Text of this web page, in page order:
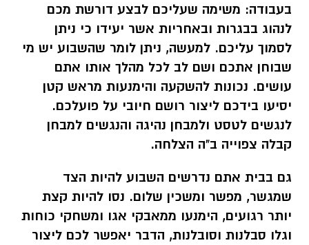
בעבודה: משימה שעליכם לבצע דורשת מכם
לנהוג בבגרות ובאחריות אשר יעידו כי ניתן
לסמוך עליכם. למעשה, ניתן לומר שהשבוע יש מי
שבוחן אתכם ושם לב לכל מהלך אותו אתם
עושים. נכונות להשקעה והימנעות מראש קטן
יסיעו בידכם ליצור רושם חיובי על פועלכם.
לנגשים לטסט ולמבחן נהיגה והנגשים למבחן
קבלה צפוייה ב"ה הצלחה.
גם בבית אתם נדרשים השבוע להיות הצד
שמגשר, מפשר ומשכין שלום. נסו להיות קצת
יותר רגועים, הימנעו ממאבקי אגו ומשחקי כוחות
וגלו סבלנות וסובלנות, הדבר יאפשר לכם ליצור